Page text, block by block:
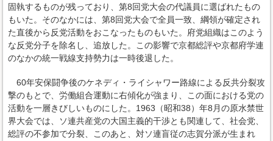
固執するものが残っており、第8回党大会の代議員に選ばれたもの
もいた。そのなかには、第8回党大会で全員一致、綱領が確定され
た直後から反党活動をおこなったものもいた。府党組織はこのよう
な反党分子を除名し、追放した。この影響で京都総評や京都府学連
のなかの統一戦線支持勢力は一時後退した。
60年安保闘争後のケネディ・ライシャワー路線による反共分裂攻
撃のもとで、労働組合運動に右傾化が強まり、この面における党の
活動を一層きびしいものにした。1963（昭和38）年8月の原水禁世
界大会では、ソ連共産党の大国主義的干渉とも関連して、社会党、
総評の不参加で分裂、このあと、対ソ連盲従の志賀分派が生まれ